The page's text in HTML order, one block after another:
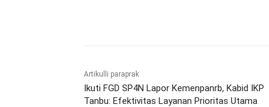
Artikulli paraprak
Ikuti FGD SP4N Lapor Kemenpanrb, Kabid IKP
Tanbu: Efektivitas Layanan Prioritas Utama